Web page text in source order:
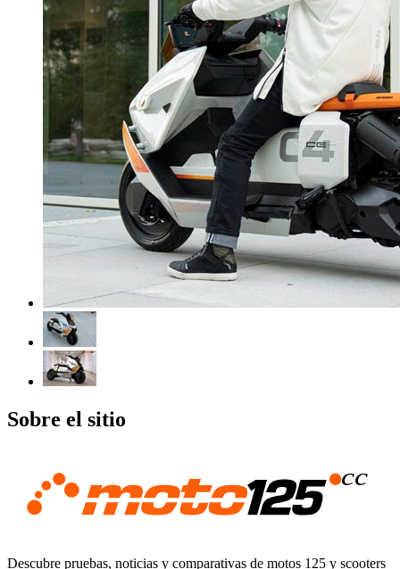
Sobre el sitio
Descubre pruebas, noticias y comparativas de motos 125 y scooters